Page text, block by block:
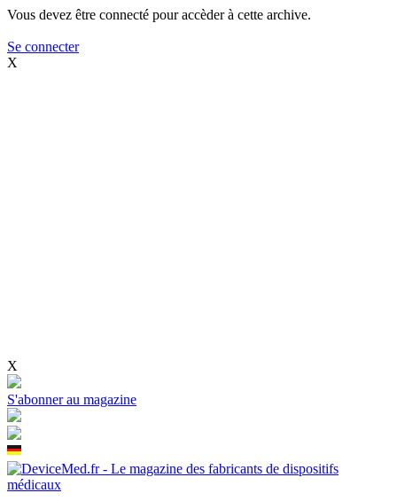
Vous devez être connecté pour accèder à cette archive.
Se connecter
X
X
S'abonner au magazine